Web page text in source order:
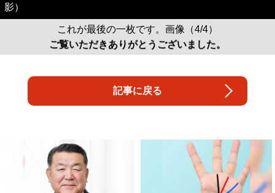
影）
これが最後の一枚です。画像（4/4）
ご覧いただきありがとうございました。
記事に戻る